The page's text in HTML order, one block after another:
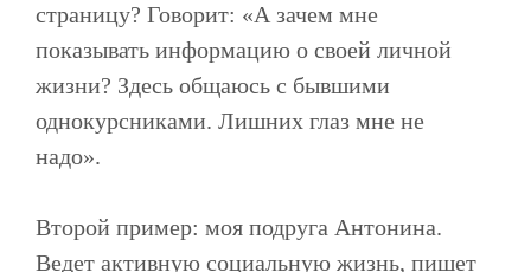
Кейсы
Разработка сайтов
SMM
страницу? Говорит: «А зачем мне
показывать информацию о своей личной
жизни? Здесь общаюсь с бывшими
однокурсниками. Лишних глаз мне не
надо».
Второй пример: моя подруга Антонина.
Ведет активную социальную жизнь, пишет